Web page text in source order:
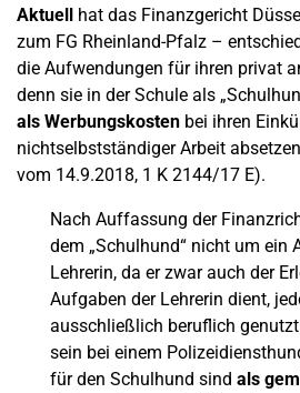
Aktuell hat das Finanzgericht
zum FG Rheinland-Pfalz –
die Aufwendungen für ihren privat
denn sie in der Schule als
als Werbungskosten bei ihren
nichtselbstständiger Arbeit
vom 14.9.2018, 1 K 2144/17 E).
Nach Auffassung der
dem „Schulhund“ nicht um ein
Lehrerin, da er zwar auch der
Aufgaben der Lehrerin dient,
ausschließlich beruflich
sein bei einem
für den Schulhund sind als